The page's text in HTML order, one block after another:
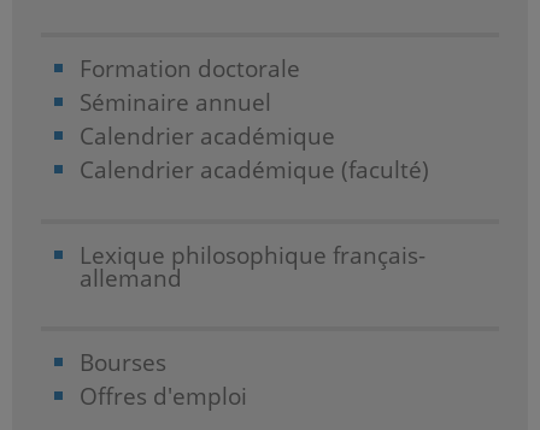
Formation doctorale
Séminaire annuel
Calendrier académique
Calendrier académique (faculté)
Lexique philosophique français-
allemand
Bourses
Offres d'emploi